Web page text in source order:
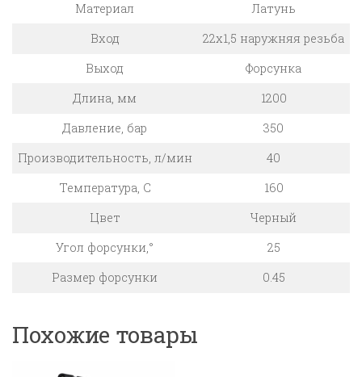
Материал
Латунь
Вход
22х1,5 наружняя резьба
Выход
Форсунка
Длина, мм
1200
Давление, бар
350
Производительность, л/мин
40
Температура, C
160
Цвет
Черный
Угол форсунки,°
25
Размер форсунки
0.45
Похожие товары